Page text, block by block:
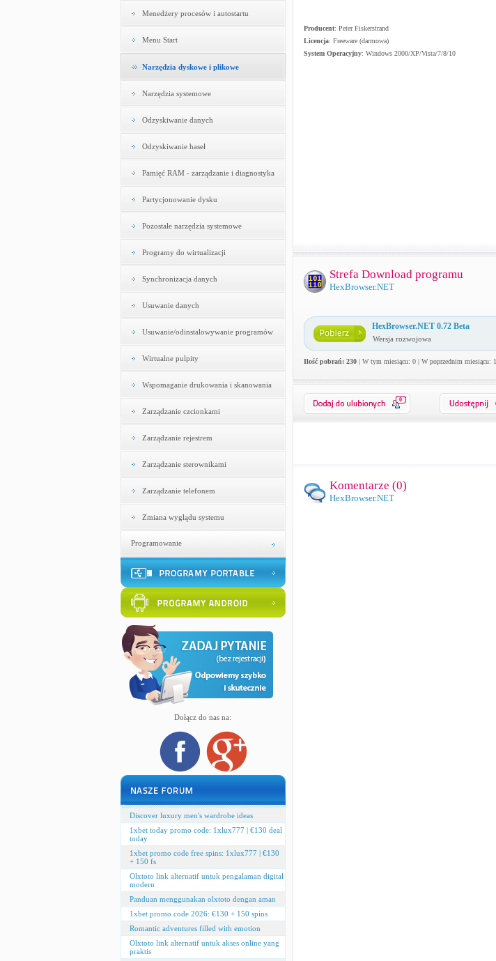
Menedżery procesów i autostartu
Menu Start
Narzędzia dyskowe i plikowe
Narzędzia systemowe
Odzyskiwanie danych
Odzyskiwanie haseł
Pamięć RAM - zarządzanie i diagnostyka
Partycjonowanie dysku
Pozostałe narzędzia systemowe
Programy do wirtualizacji
Synchronizacja danych
Usuwanie danych
Usuwanie/odinstalowywanie programów
Wirtualne pulpity
Wspomaganie drukowania i skanowania
Zarządzanie czcionkami
Zarządzanie rejestrem
Zarządzanie sterownikami
Zarządzanie telefonem
Zmiana wyglądu systemu
Programowanie
Dołącz do nas na:
Discover luxury men's wardrobe ideas
1xbet today promo code: 1xlux777 | €130 deal
today
1xbet promo code free spins: 1xlux777 | €130
+ 150 fs
Olxtoto link alternatif untuk pengalaman digital
modern
Panduan menggunakan olxtoto dengan aman
1xbet promo code 2026: €130 + 150 spins
Romantic adventures filled with emotion
Olxtoto link alternatif untuk akses online yang
praktis
Producent: Peter Fiskerstrand
Licencja: Freeware (darmowa)
System Operacyjny: Windows 2000/XP/Vista/7/8/10
Strefa Download programu
HexBrowser.NET
HexBrowser.NET 0.72 Beta
Wersja rozwojowa
Ilość pobrań: 230| W tym miesiącu: 0 | W poprzednim miesiącu: 1
0
Komentarze (0)
HexBrowser.NET